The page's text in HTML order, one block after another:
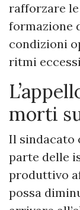
rafforzare
formazione
condizioni
ritmi
morti
Il sindacato
parte delle
produttivo
possa